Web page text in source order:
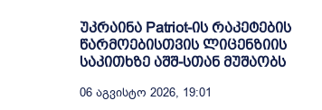
უკრაინა Patriot-ის რაკეტების
წარმოებისთვის ლიცენზიის
საკითხზე აშშ-სთან მუშაობს
06 Აგვისტო 2026, 19:01